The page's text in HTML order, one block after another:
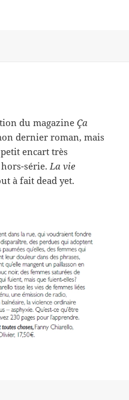
du magazineÇa
dernier roman, mais
encart très
série. La vie
à fait dead yet.